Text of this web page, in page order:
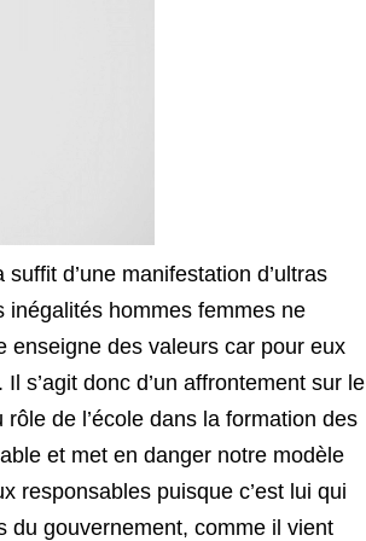
d’une manifestation d’ultras
inégalités hommes femmes ne
enseigne des valeurs car pour eux
s’agit donc d’un affrontement sur le
de l’école dans la formation des
et met en danger notre modèle
responsables puisque c’est lui qui
du gouvernement, comme il vient